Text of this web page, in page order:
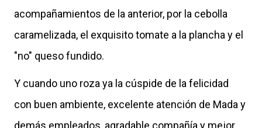
acompañamientos de la anterior, por la cebolla
caramelizada, el exquisito tomate a la plancha y el
"no" queso fundido.
Y cuando uno roza ya la cúspide de la felicidad
con buen ambiente, excelente atención de Mada y